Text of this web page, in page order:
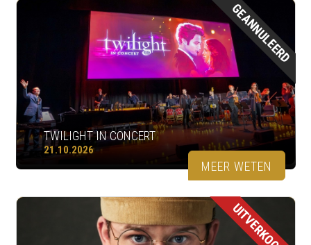
GEANNULEERD
TWILIGHT IN CONCERT
21.10.2026
MEER WETEN
UITVERKOCHT